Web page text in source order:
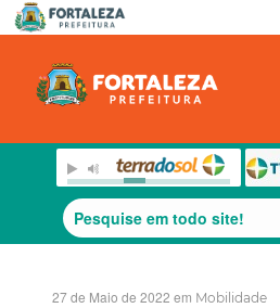
27 de Maio de 2022 em Mobilidade